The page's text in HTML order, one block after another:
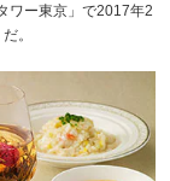
ワー東京」で2017年2
。